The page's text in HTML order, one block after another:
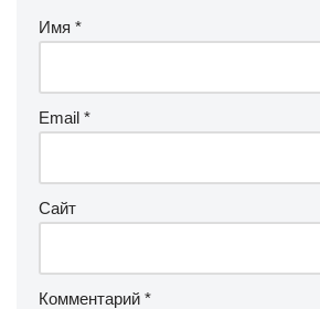
Имя *
Email *
Сайт
Комментарий *